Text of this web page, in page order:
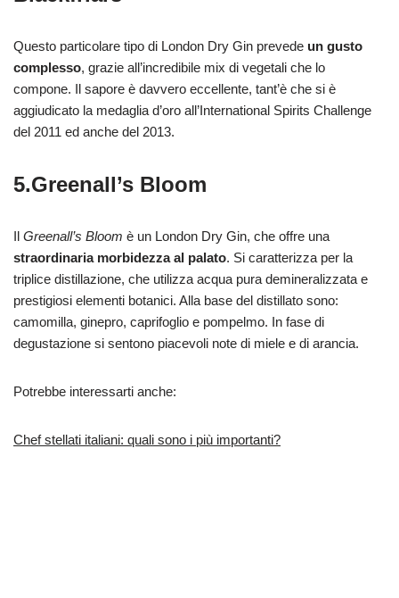
Questo particolare tipo di London Dry Gin prevede un gusto
complesso, grazie all’incredibile mix di vegetali che lo
compone. Il sapore è davvero eccellente, tant’è che si è
aggiudicato la medaglia d’oro all’International Spirits Challenge
del 2011 ed anche del 2013.
5.Greenall’s Bloom
Il Greenall’s Bloom è un London Dry Gin, che offre una
straordinaria morbidezza al palato. Si caratterizza per la
triplice distillazione, che utilizza acqua pura demineralizzata e
prestigiosi elementi botanici. Alla base del distillato sono:
camomilla, ginepro, caprifoglio e pompelmo. In fase di
degustazione si sentono piacevoli note di miele e di arancia.
Potrebbe interessarti anche:
Chef stellati italiani: quali sono i più importanti?